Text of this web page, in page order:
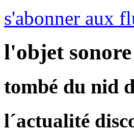
s'abonner aux
l'objet sonore
tombé du nid
l´actualité